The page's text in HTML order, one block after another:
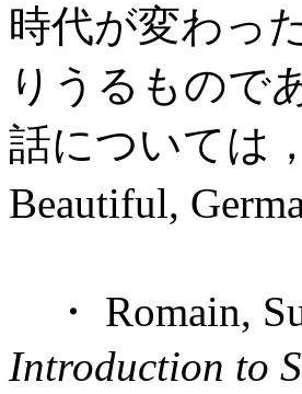
時代が変わっ
りうるもので
話については
Beautiful,
・ Romain,
Introduction to